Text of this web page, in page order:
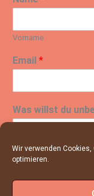
Wir verwenden
optimieren.
Vorname
Email *
Was willst du